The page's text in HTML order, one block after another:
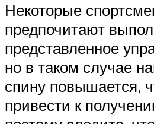
Некоторые
предпочитают
представленное
но в таком случае
спину повышается,
привести к